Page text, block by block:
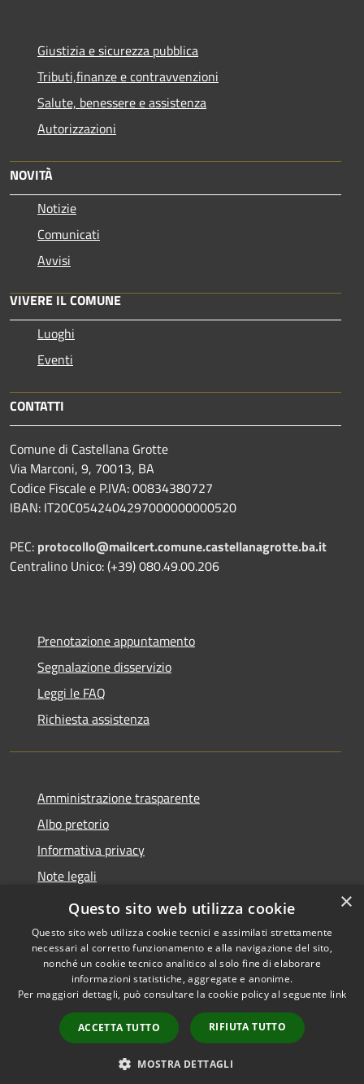
Giustizia e sicurezza pubblica
Tributi,finanze e contravvenzioni
Salute, benessere e assistenza
Autorizzazioni
NOVITÀ
Notizie
Comunicati
Avvisi
VIVERE IL COMUNE
Luoghi
Eventi
CONTATTI
Comune di Castellana Grotte
Via Marconi, 9, 70013, BA
Codice Fiscale e P.IVA: 00834380727
IBAN: IT20C0542404297000000000520
PEC: protocollo@mailcert.comune.castellanagrotte.ba.it
Centralino Unico: (+39) 080.49.00.206
Prenotazione appuntamento
Segnalazione disservizio
Leggi le FAQ
Richiesta assistenza
Amministrazione trasparente
Albo pretorio
Informativa privacy
Note legali
Dichiarazione di accessibilità
Accessibilità
Copyright © 2026 • Comune di
Castellana Grotte • Powered
byMunicipium
Accesso
redazione
×
Questo sito web utilizza cookie
Questo sito web utilizza cookie tecnici e assimilati strettamente
necessari al corretto funzionamento e alla navigazione del sito,
nonché un cookie tecnico analitico al solo fine di elaborare
informazioni statistiche, aggregate e anonime.
Per maggiori dettagli, può consultare la cookie policy al seguente link
ACCETTA TUTTO RIFIUTA TUTTO
MOSTRA DETTAGLI